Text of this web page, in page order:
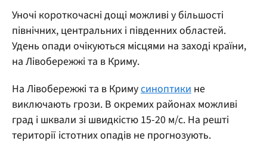
Уночі короткочасні дощі можливі у більшості
північних, центральних і південних областей.
Удень опади очікуються місцями на заході країни,
на Лівобережжі та в Криму.
На Лівобережжі та в Кримусиноптики не
виключають грози. В окремих районах можливі
град і шквали зі швидкістю 15-20 м/с. На решті
території істотних опадів не прогнозують.